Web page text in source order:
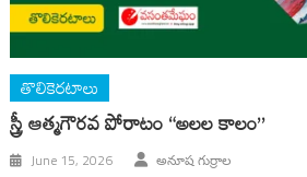
తొలికెరటాలు
స్త్రీ ఆత్మగౌరవ పోరాటం “అలల కాలం”
June 15, 2026 అనూష గుర్రాల